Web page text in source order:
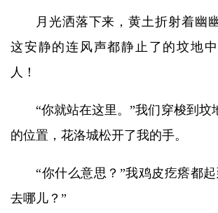
月光洒落下来，黄土折射着幽
这安静的连风声都静止了的坟地
人！
“你就站在这里。”我们穿梭到坟
的位置，花洛城松开了我的手。
“你什么意思？”我鸡皮疙瘩都
去哪儿？”